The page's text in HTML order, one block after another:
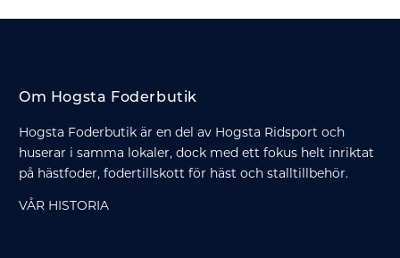
Om Hogsta Foderbutik
Hogsta Foderbutik är en del av Hogsta Ridsport och
huserar i samma lokaler, dock med ett fokus helt inriktat
på hästfoder, fodertillskott för häst och stalltillbehör.
VÅR HISTORIA